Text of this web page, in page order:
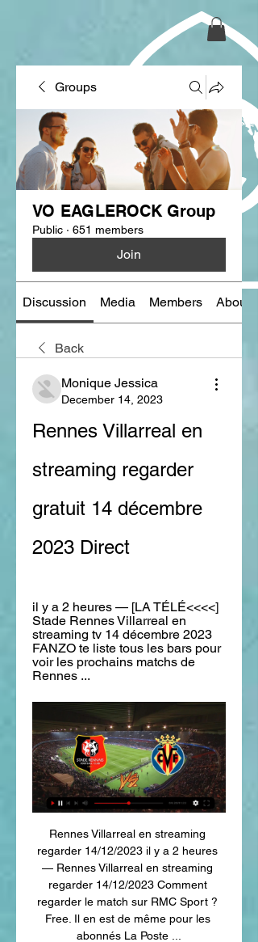
Groups
VO EAGLEROCK Group
Public · 651 members
Join
Discussion Media Members About
Back
Monique Jessica
December 14, 2023
Rennes Villarreal en
streaming regarder
gratuit 14 décembre
2023 Direct
il y a 2 heures — [LA TÉLÉ<<<<]
Stade Rennes Villarreal en
streaming tv 14 décembre 2023
FANZO te liste tous les bars pour
voir les prochains matchs de
Rennes ...
Rennes Villarreal en streaming
regarder 14/12/2023 il y a 2 heures
— Rennes Villarreal en streaming
regarder 14/12/2023 Comment
regarder le match sur RMC Sport ?
Free. Il en est de même pour les
abonnés La Poste ...